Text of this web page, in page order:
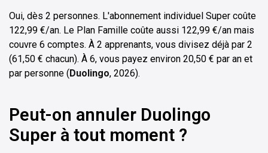
Oui, dès 2 personnes. L'abonnement individuel Super coûte
122,99 €/an. Le Plan Famille coûte aussi 122,99 €/an mais
couvre 6 comptes. À 2 apprenants, vous divisez déjà par 2
(61,50 € chacun). À 6, vous payez environ 20,50 € par an et
par personne (Duolingo, 2026).
Peut-on annuler Duolingo
Super à tout moment ?